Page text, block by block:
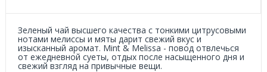
Зеленый чай высшего качества с тонкими цитрусовыми
нотами мелиссы и мяты дарит свежий вкус и
изысканный аромат. Mint & Melissa - повод отвлечься
от ежедневной суеты, отдых после насыщенного дня и
свежий взгляд на привычные вещи.